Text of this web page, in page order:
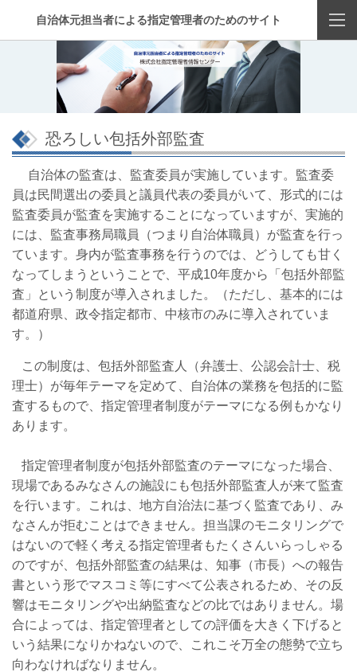
自治体元担当者による指定管理者のためのサイト
恐ろしい包括外部監査
自治体の監査は、監査委員が実施しています。監査委
員は民間選出の委員と議員代表の委員がいて、形式的には
監査委員が監査を実施することになっていますが、実施的
には、監査事務局職員（つまり自治体職員）が監査を行っ
ています。身内が監査事務を行うのでは、どうしても甘く
なってしまうということで、平成10年度から「包括外部監
査」という制度が導入されました。（ただし、基本的には
都道府県、政令指定都市、中核市のみに導入されていま
す。）
この制度は、包括外部監査人（弁護士、公認会計士、税
理士）が毎年テーマを定めて、自治体の業務を包括的に監
査するもので、指定管理者制度がテーマになる例もかなり
あります。
指定管理者制度が包括外部監査のテーマになった場合、
現場であるみなさんの施設にも包括外部監査人が来て監査
を行います。これは、地方自治法に基づく監査であり、み
なさんが拒むことはできません。担当課のモニタリングで
はないので軽く考える指定管理者もたくさんいらっしゃる
のですが、包括外部監査の結果は、知事（市長）への報告
書という形でマスコミ等にすべて公表されるため、その反
響はモニタリングや出納監査などの比ではありません。場
合によっては、指定管理者としての評価を大きく下げると
いう結果になりかねないので、これこそ万全の態勢で立ち
向わなければなりません。